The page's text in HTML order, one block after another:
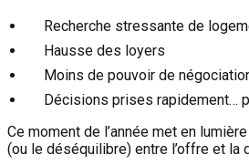
Recherche stressante de
Hausse des loyers
Moins de pouvoir de
Décisions prises rapidement…
Ce moment de l’année met en
(ou le déséquilibre) entre l’offre et la